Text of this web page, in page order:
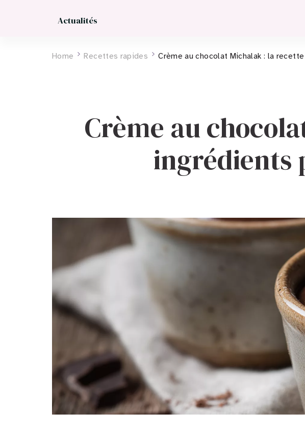
Actualités
Home Recettes rapides Crème au chocolat Michalak : la
Crème au
ingrédients